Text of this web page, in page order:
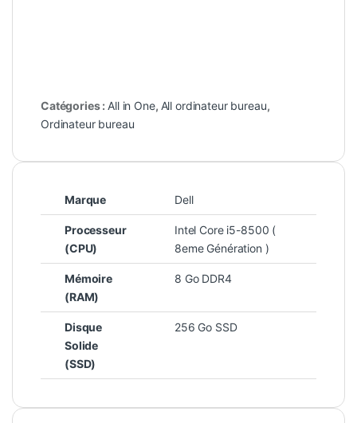
Catégories :All in One, All ordinateur bureau,
Ordinateur bureau
Marque Dell
Processeur
(CPU)
Intel Core i5-8500 (
8eme Génération )
Mémoire
(RAM)
8 Go DDR4
Disque
Solide
(SSD)
256 Go SSD